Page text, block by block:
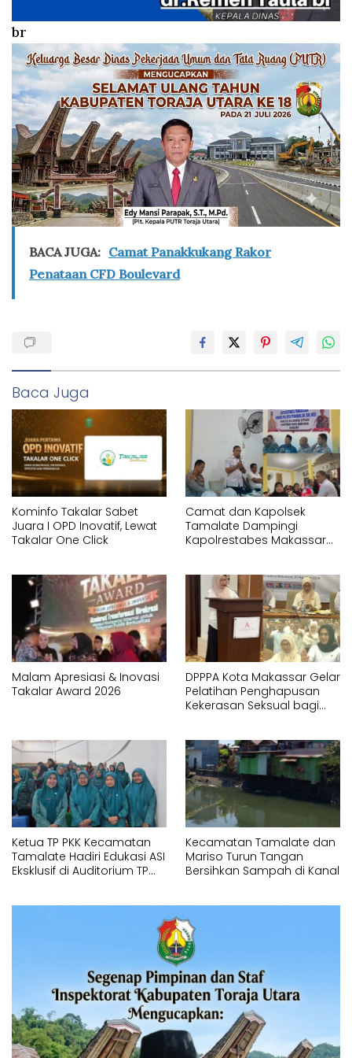
br
BACA JUGA: Camat Panakkukang Rakor
Penataan CFD Boulevard
Baca Juga
Kominfo Takalar Sabet
Juara I OPD Inovatif, Lewat
Takalar One Click
Camat dan Kapolsek
Tamalate Dampingi
Kapolrestabes Makassar
Malam Apresiasi & Inovasi
Takalar Award 2026
DPPPA Kota Makassar Gelar
Pelatihan Penghapusan
Kekerasan Seksual bagi
Ketua TP PKK Kecamatan
Tamalate Hadiri Edukasi ASI
Eksklusif di Auditorium TP
Kecamatan Tamalate dan
Mariso Turun Tangan
Bersihkan Sampah di Kanal